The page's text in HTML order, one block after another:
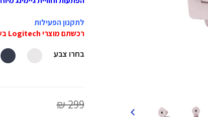
לתקנון הפעילות
רכשתם מוצרי Logitech בשווי של 299 ש"ח ומעלה? לחצו כאן להירשם
בחרו צבע
299 ₪